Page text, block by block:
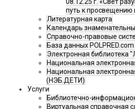
08.12.25 г. «Свет
путь к просвещению
Литературная карта
Календарь
Справочно-правовые
База данных
Электронная библиотека
Национальная
Национальная
(НЭБ.ДЕТИ)
Услуги
Библиотечно-
Виртуальная справочная